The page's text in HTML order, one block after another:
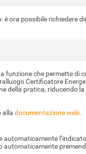
ora possibile
funzione che permette
Certificatore
pratica, riducendo
alla documentazione web.
automaticamente